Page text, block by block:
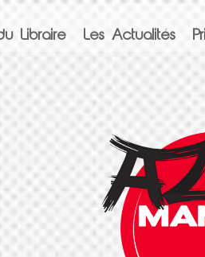
Libraire Les Actualités